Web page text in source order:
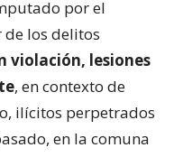
por el
los delitos
violación, lesiones
, en contexto de
ilícitos perpetrados
en la comuna